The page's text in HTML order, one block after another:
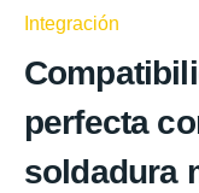
Integración
perfecta
soldadura